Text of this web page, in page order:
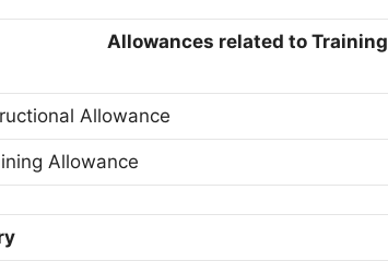
Allowances related to Training
Allowance
Allowance